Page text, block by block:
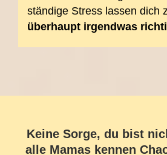
ständige Stress lassen dich
überhaupt irgendwas
Keine Sorge, du bist
alle Mamas kennen